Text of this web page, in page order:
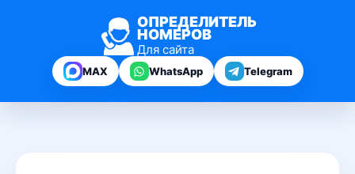
ОПРЕДЕЛИТЕЛЬ
НОМЕРОВ
Для сайта
MAX WhatsApp Telegram